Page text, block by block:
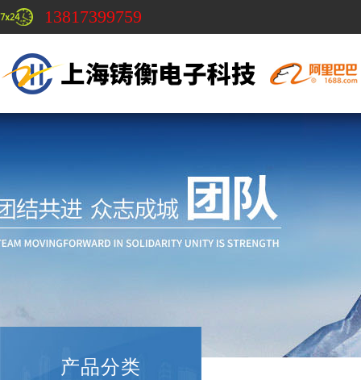
13817399759
产品分类